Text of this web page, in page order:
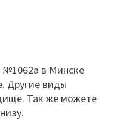
№1062а в Минске
Другие виды
Так же можете